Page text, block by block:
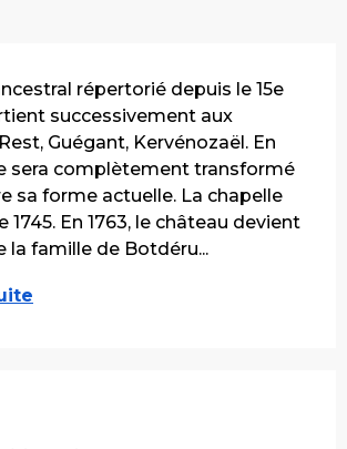
répertorié depuis le 15e
successivement aux
Guégant, Kervénozaël. En
sera complètement transformé
sa forme actuelle. La chapelle
1745. En 1763, le château devient
la famille de Botdéru...